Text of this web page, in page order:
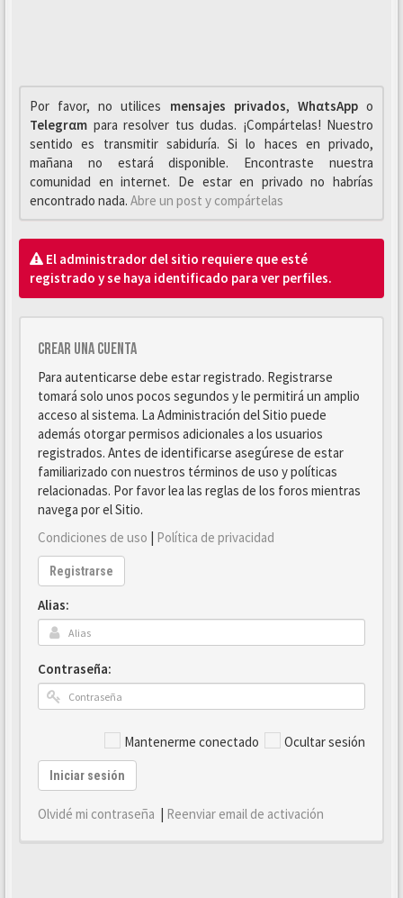
Por favor, no utilices mensajes privados, WhαtsAppo
Telegrαm para resolver tus dudas. ¡Compártelas! Nuestro
sentido es transmitir sabiduría. Si lo haces en privado,
mañana no estará disponible. Encontraste nuestra
comunidad en internet. De estar en privado no habrías
encontrado nada. Abre un post y compártelas
El administrador del sitio requiere que esté
registrado y se haya identificado para ver perfiles.
Crear una cuenta
Para autenticarse debe estar registrado. Registrarse
tomará solo unos pocos segundos y le permitirá un amplio
acceso al sistema. La Administración del Sitio puede
además otorgar permisos adicionales a los usuarios
registrados. Antes de identificarse asegúrese de estar
familiarizado con nuestros términos de uso y políticas
relacionadas. Por favor lea las reglas de los foros mientras
navega por el Sitio.
Condiciones de uso | Política de privacidad
Registrarse
Alias:
Contraseña:
Mantenerme conectado Ocultar sesión
Iniciar sesión
Olvidé mi contraseña | Reenviar email de activación